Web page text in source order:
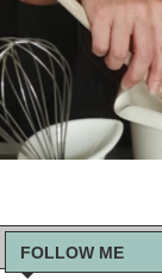
FOLLOW ME